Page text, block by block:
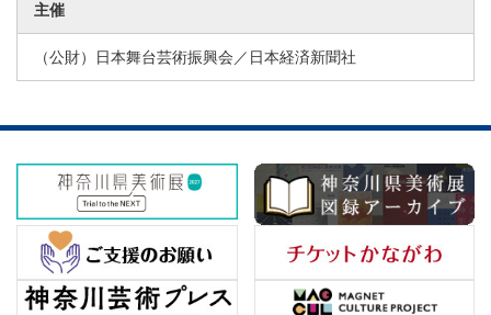
主催
（公財）日本舞台芸術振興会／日本経済新聞社